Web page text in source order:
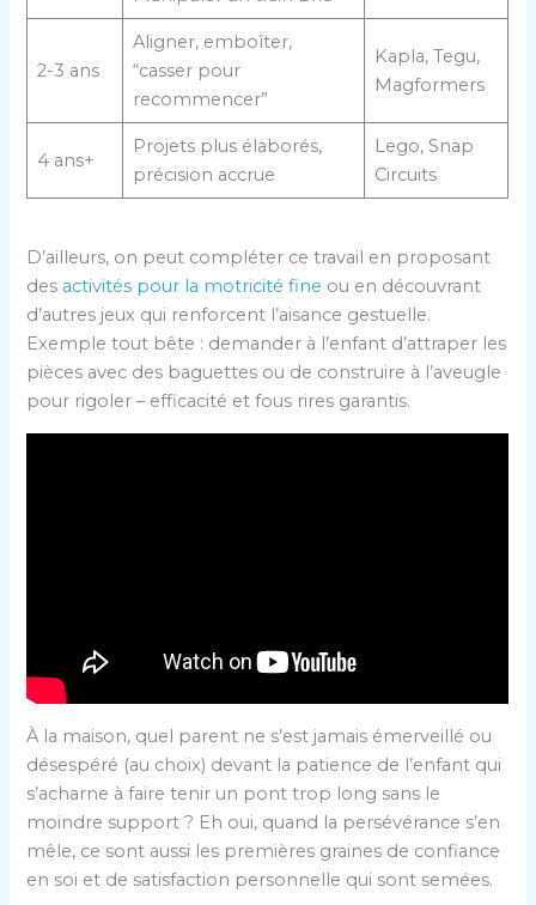
2-3 ans
Aligner, emboîter,
“casser pour
recommencer”
Kapla, Tegu,
Magformers
4 ans+
Projets plus élaborés,
précision accrue
Lego, Snap
Circuits
D’ailleurs, on peut compléter ce travail en proposant
des activités pour la motricité fine ou en découvrant
d’autres jeux qui renforcent l’aisance gestuelle.
Exemple tout bête : demander à l’enfant d’attraper les
pièces avec des baguettes ou de construire à l’aveugle
pour rigoler – efficacité et fous rires garantis.
À la maison, quel parent ne s’est jamais émerveillé ou
désespéré (au choix) devant la patience de l’enfant qui
s’acharne à faire tenir un pont trop long sans le
moindre support ? Eh oui, quand la persévérance s’en
mêle, ce sont aussi les premières graines de confiance
en soi et de satisfaction personnelle qui sont semées.